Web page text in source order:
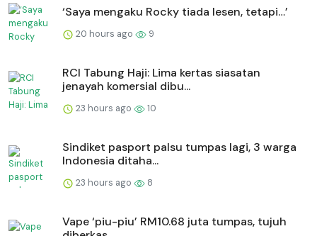
‘Saya mengaku Rocky tiada lesen, tetapi…’
20 hours ago 9
RCI Tabung Haji: Lima kertas siasatan
jenayah komersial dibu...
23 hours ago 10
Sindiket pasport palsu tumpas lagi, 3 warga
Indonesia ditaha...
23 hours ago 8
Vape ‘piu-piu’ RM10.68 juta tumpas, tujuh